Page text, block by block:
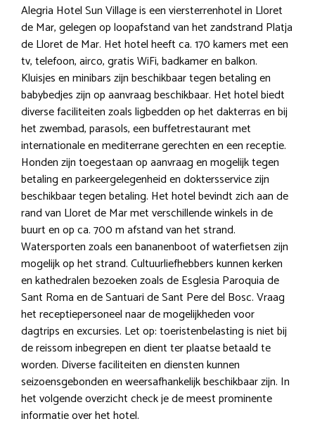
Alegria Hotel Sun Village is een viersterrenhotel in Lloret
de Mar, gelegen op loopafstand van het zandstrand Platja
de Lloret de Mar. Het hotel heeft ca. 170 kamers met een
tv, telefoon, airco, gratis WiFi, badkamer en balkon.
Kluisjes en minibars zijn beschikbaar tegen betaling en
babybedjes zijn op aanvraag beschikbaar. Het hotel biedt
diverse faciliteiten zoals ligbedden op het dakterras en bij
het zwembad, parasols, een buffetrestaurant met
internationale en mediterrane gerechten en een receptie.
Honden zijn toegestaan op aanvraag en mogelijk tegen
betaling en parkeergelegenheid en doktersservice zijn
beschikbaar tegen betaling. Het hotel bevindt zich aan de
rand van Lloret de Mar met verschillende winkels in de
buurt en op ca. 700 m afstand van het strand.
Watersporten zoals een bananenboot of waterfietsen zijn
mogelijk op het strand. Cultuurliefhebbers kunnen kerken
en kathedralen bezoeken zoals de Esglesia Paroquia de
Sant Roma en de Santuari de Sant Pere del Bosc. Vraag
het receptiepersoneel naar de mogelijkheden voor
dagtrips en excursies. Let op: toeristenbelasting is niet bij
de reissom inbegrepen en dient ter plaatse betaald te
worden. Diverse faciliteiten en diensten kunnen
seizoensgebonden en weersafhankelijk beschikbaar zijn. In
het volgende overzicht check je de meest prominente
informatie over het hotel.